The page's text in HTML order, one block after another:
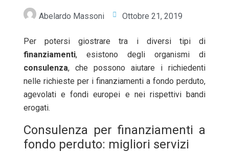
Abelardo Massoni Ottobre 21, 2019
Per potersi giostrare tra i diversi tipi di
finanziamenti, esistono degli organismi di
consulenza, che possono aiutare i richiedenti
nelle richieste per i finanziamenti a fondo perduto,
agevolati e fondi europei e nei rispettivi bandi
erogati.
Consulenza per finanziamenti a
fondo perduto: migliori servizi